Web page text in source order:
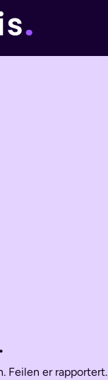
Feilen er rapportert.